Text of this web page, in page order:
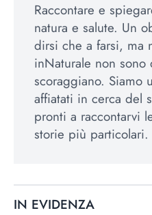
Raccontare e
natura e salute. Un
dirsi che a farsi, ma
inNaturale non
scoraggiano. Siamo
affiatati in cerca del
pronti a raccontarvi
storie più particolari.
IN EVIDENZA